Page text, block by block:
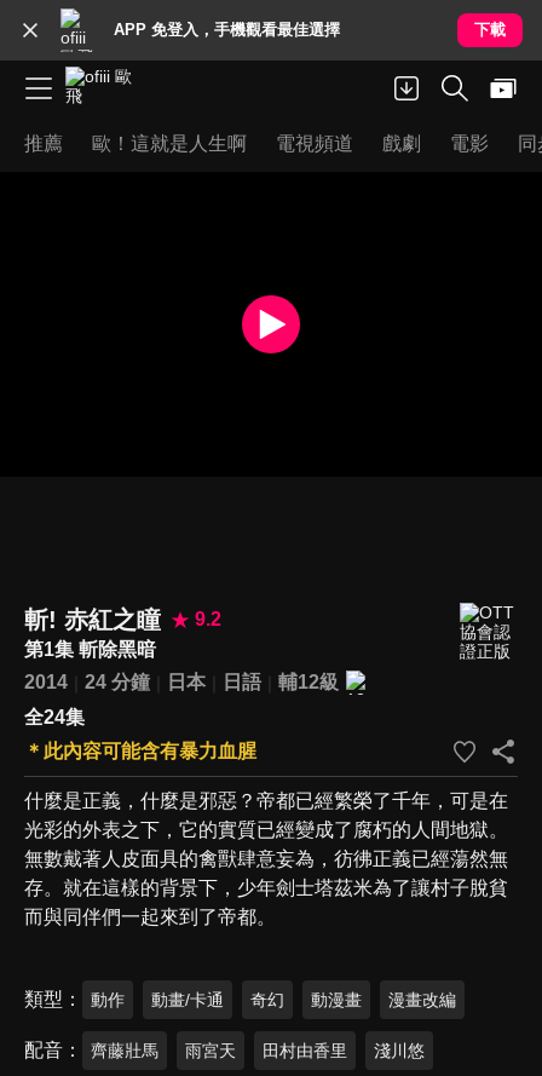
APP 免登入，手機觀看最佳選擇 下載
推薦 歐！這就是人生啊 電視頻道 戲劇 電影
斬! 赤紅之瞳
9.2
第1集 斬除黑暗
2014
24 分鐘 日本 日語
輔12級
全24集
＊此內容可能含有暴力血腥
什麼是正義，什麼是邪惡？帝都已經繁榮了千年，可是在
光彩的外表之下，它的實質已經變成了腐朽的人間地獄。
無數戴著人皮面具的禽獸肆意妄為，彷彿正義已經蕩然無
存。就在這樣的背景下，少年劍士塔茲米為了讓村子脫貧
而與同伴們一起來到了帝都。
類型 動作 動畫/卡通 奇幻 動漫畫 漫畫改編
配音 齊藤壯馬 雨宮天 田村由香里 淺川悠